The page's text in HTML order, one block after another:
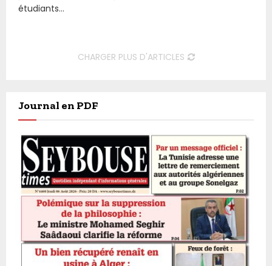
étudiants...
CHARGER PLUS D'ARTICLES
Journal en PDF